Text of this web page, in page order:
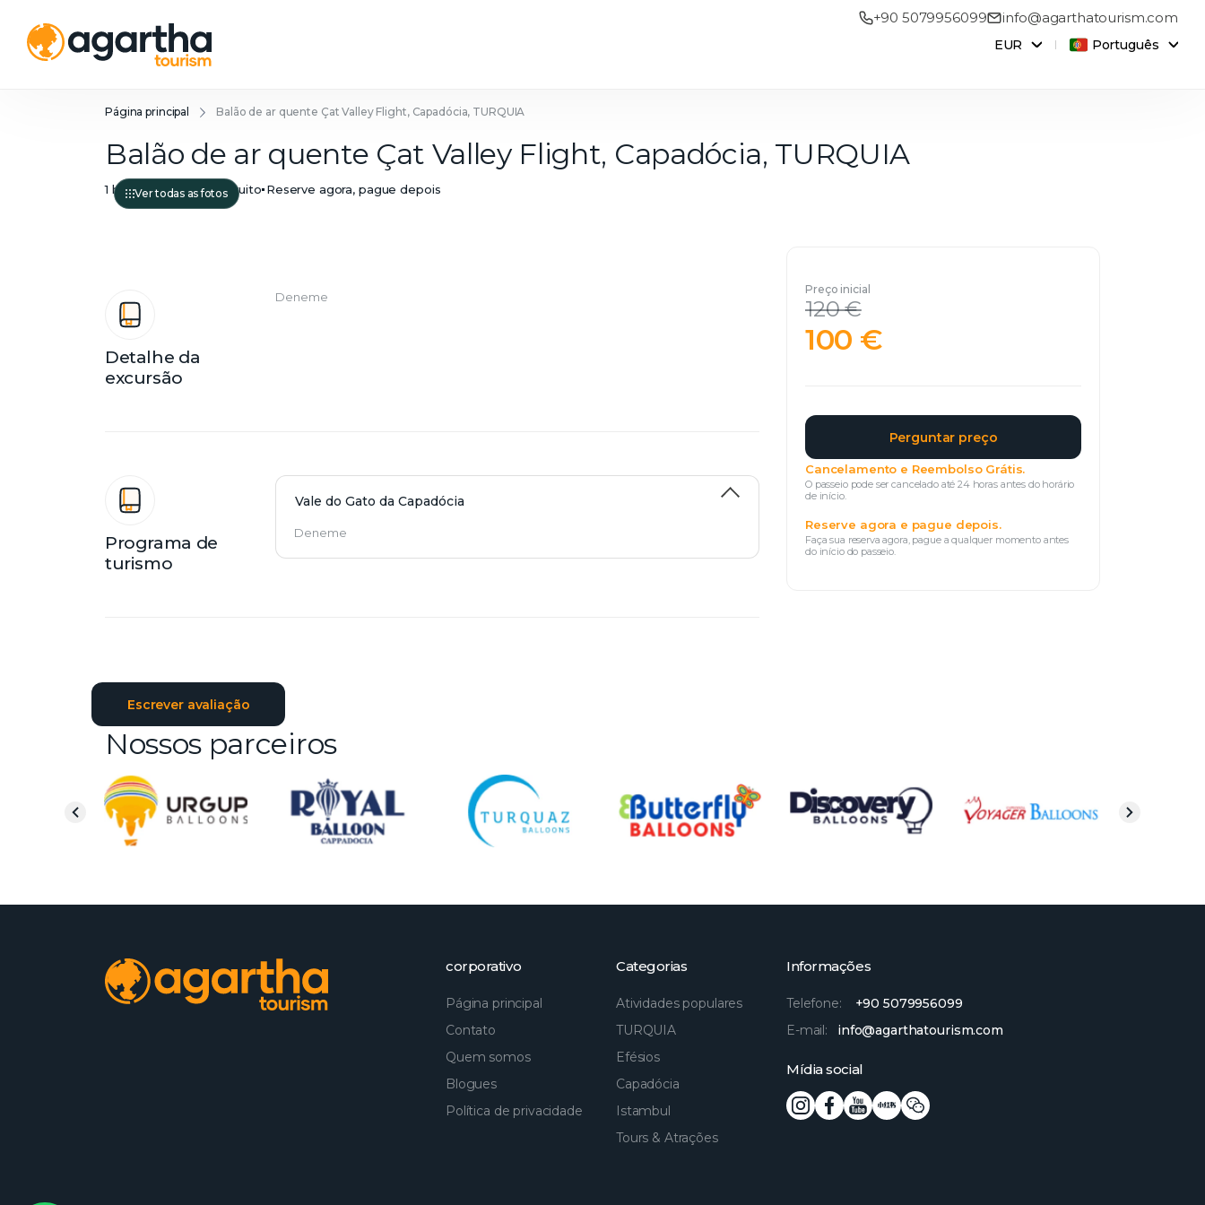
EUR Português
+90 5079956099 info@agarthatourism.com
Página principal Balão de ar quente Çat Valley Flight, Capadócia, TURQUIA
Balão de ar quente Çat Valley Flight, Capadócia, TURQUIA
1 hora Reembolso Gratuito Reserve agora, pague depois
Ver todas as fotos
Detalhe da
excursão
Deneme
Programa de
turismo
Vale do Gato da Capadócia
Deneme
Escrever avaliação
Preço inicial
120 €
100 €
Perguntar preço
Cancelamento e Reembolso Grátis.
O passeio pode ser cancelado até 24 horas antes do horário
de início.
Reserve agora e pague depois.
Faça sua reserva agora, pague a qualquer momento antes
do início do passeio.
Nossos parceiros
corporativo
Página principal
Contato
Quem somos
Blogues
Política de privacidade
Categorias
Atividades populares
TURQUIA
Efésios
Capadócia
Istambul
Tours & Atrações
Informações
Telefone:
+90 5079956099
E-mail:
info@agarthatourism.com
Mídia social